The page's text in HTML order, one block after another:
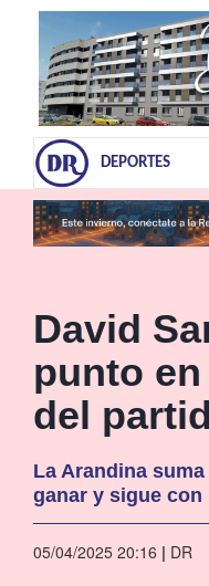
DEPORTES
David
punto
del
La Arandina
ganar y sigue
05/04/2025 20:16 | DR